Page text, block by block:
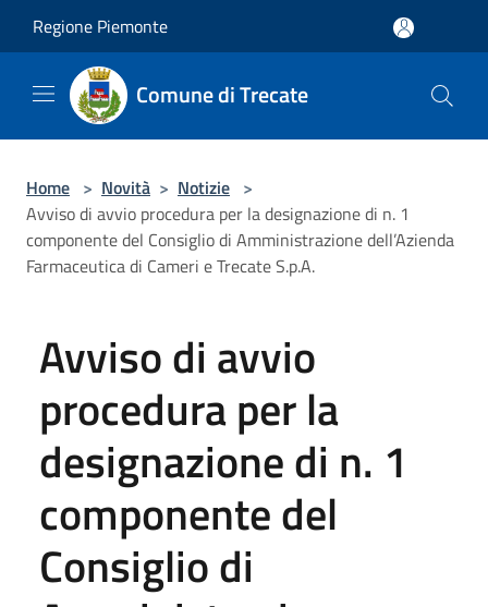
Regione Piemonte
Comune di Trecate
Home > Novità > Notizie >
Avviso di avvio procedura per la designazione di n. 1
componente del Consiglio di Amministrazione dell’Azienda
Farmaceutica di Cameri e Trecate S.p.A.
Avviso di avvio
procedura per la
designazione di n. 1
componente del
Consiglio di